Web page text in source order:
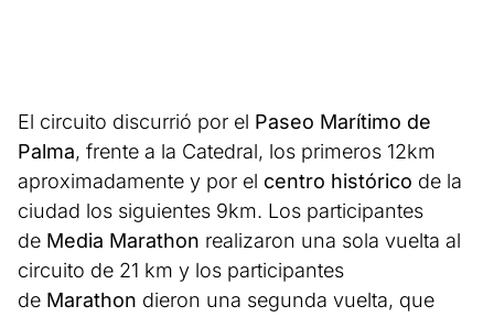
El circuito discurrió por el Paseo Marítimo de
Palma, frente a la Catedral, los primeros 12km
aproximadamente y por el centro histórico de la
ciudad los siguientes 9km. Los participantes
de Media Marathon realizaron una sola vuelta al
circuito de 21 km y los participantes
de Marathon dieron una segunda vuelta, que